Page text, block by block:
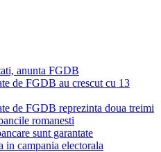
anunta FGDB
de FGDB au crescut cu 13
de FGDB reprezinta doua treimi
romanesti
sunt garantate
in campania electorala